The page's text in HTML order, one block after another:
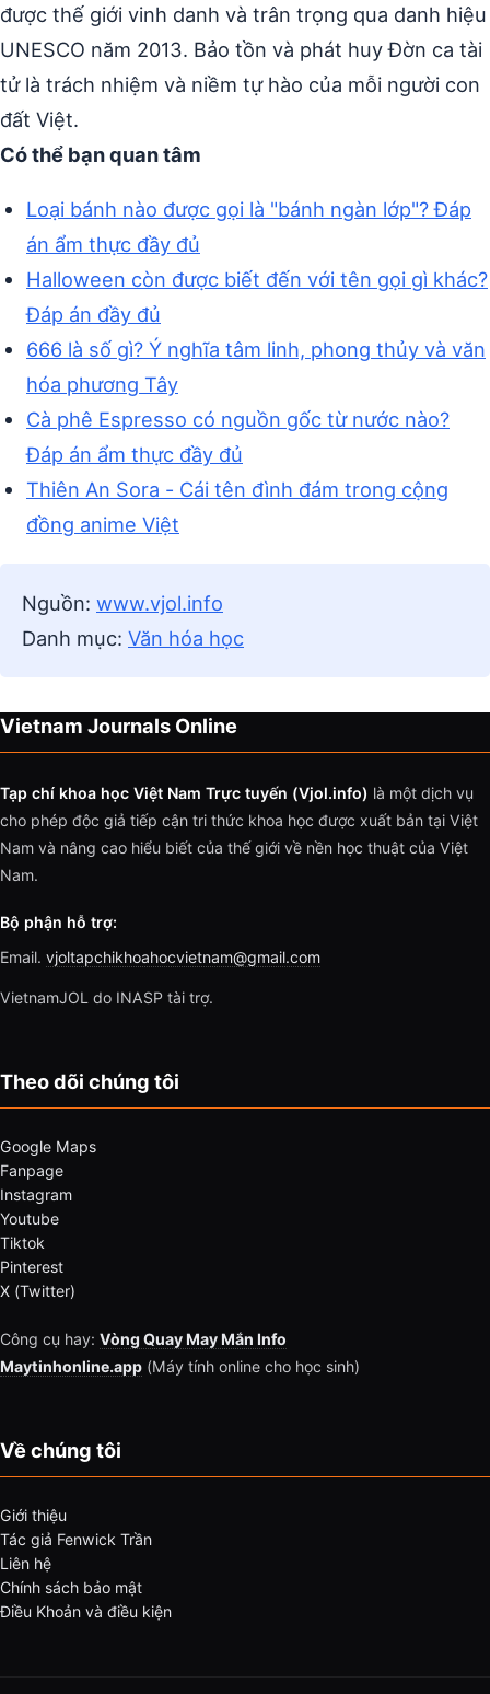
được thế giới vinh danh và trân trọng qua danh hiệu
UNESCO năm 2013. Bảo tồn và phát huy Đờn ca tài
tử là trách nhiệm và niềm tự hào của mỗi người con
đất Việt.
Có thể bạn quan tâm
Loại bánh nào được gọi là "bánh ngàn lớp"? Đáp
án ẩm thực đầy đủ
Halloween còn được biết đến với tên gọi gì khác?
Đáp án đầy đủ
666 là số gì? Ý nghĩa tâm linh, phong thủy và văn
hóa phương Tây
Cà phê Espresso có nguồn gốc từ nước nào?
Đáp án ẩm thực đầy đủ
Thiên An Sora - Cái tên đình đám trong cộng
đồng anime Việt
Nguồn: www.vjol.info
Danh mục: Văn hóa học
Vietnam Journals Online
Tạp chí khoa học Việt Nam Trực tuyến (Vjol.info) là một dịch vụ
cho phép độc giả tiếp cận tri thức khoa học được xuất bản tại Việt
Nam và nâng cao hiểu biết của thế giới về nền học thuật của Việt
Nam.
Bộ phận hỗ trợ:
Email. vjoltapchikhoahocvietnam@gmail.com
VietnamJOL do INASP tài trợ.
Theo dõi chúng tôi
Google Maps
Fanpage
Instagram
Youtube
Tiktok
Pinterest
X (Twitter)
Công cụ hay: Vòng Quay May Mắn Info
Maytinhonline.app (Máy tính online cho học sinh)
Về chúng tôi
Giới thiệu
Tác giả Fenwick Trần
Liên hệ
Chính sách bảo mật
Điều Khoản và điều kiện